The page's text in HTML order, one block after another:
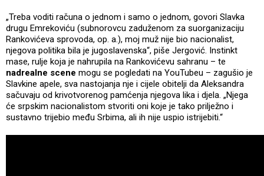
„Treba voditi računa o jednom i samo o jednom, govori Slavka
drugu Emrekoviću (subnorovcu zaduženom za suorganizaciju
Rankovićeva sprovoda, op. a.), moj muž nije bio nacionalist,
njegova politika bila je jugoslavenska“, piše Jergović. Instinkt
mase, rulje koja je nahrupila na Rankovićevu sahranu – te
nadrealne scene mogu se pogledati na YouTubeu – zagušio je
Slavkine apele, sva nastojanja nje i cijele obitelji da Aleksandra
sačuvaju od krivotvorenog pamćenja njegova lika i djela. „Njega
će srpskim nacionalistom stvoriti oni koje je tako prilježno i
sustavno trijebio među Srbima, ali ih nije uspio istrijebiti.“